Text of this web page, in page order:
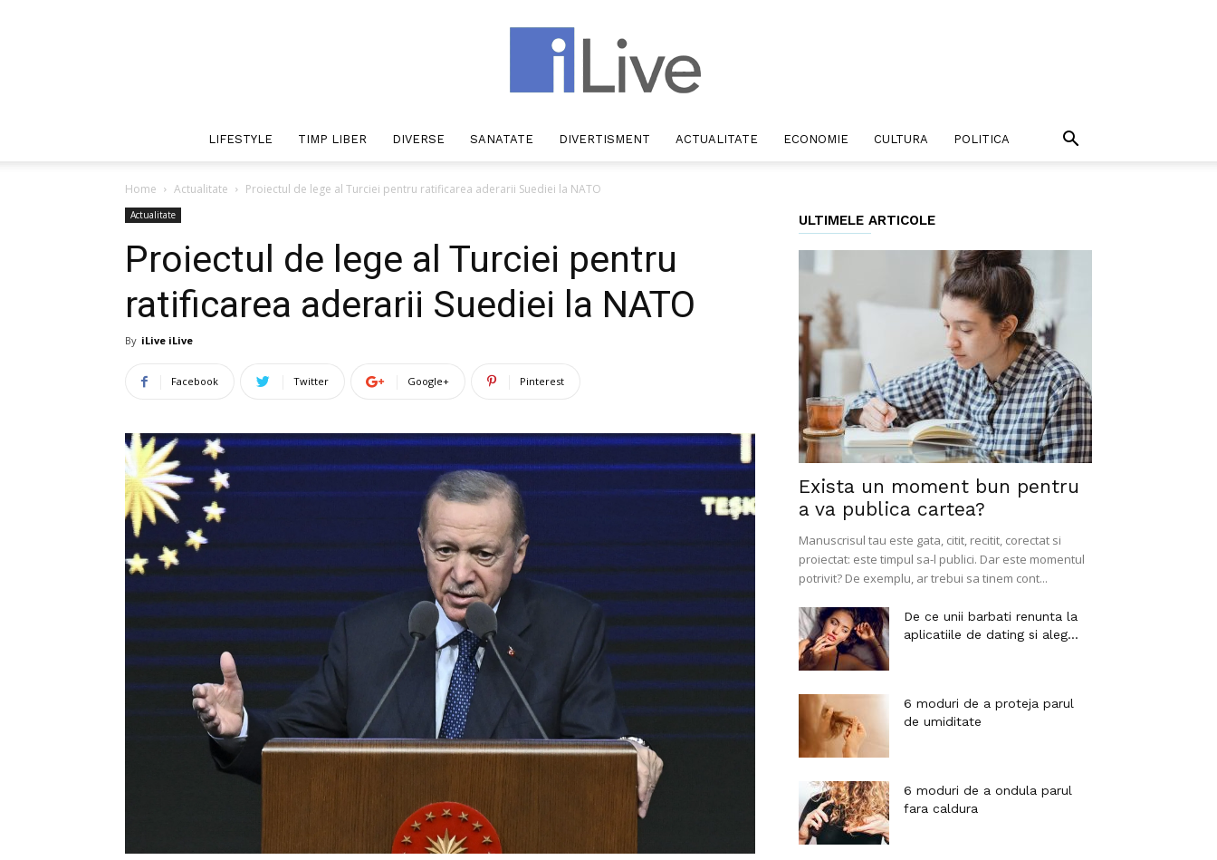
LIFESTYLE TIMP LIBER DIVERSE SANATATE DIVERTISMENT ACTUALITATE ECONOMIE CULTURA POLITICA
Home Actualitate Proiectul de lege al Turciei pentru ratificarea aderarii Suediei la NATO
Actualitate
Proiectul de lege al Turciei pentru
ratificarea aderarii Suediei la NATO
By iLive iLive
Facebook Twitter Google+ Pinterest
ULTIMELE ARTICOLE
Exista un moment bun pentru
a va publica cartea?
Manuscrisul tau este gata, citit, recitit, corectat si
proiectat: este timpul sa-l publici. Dar este momentul
potrivit? De exemplu, ar trebui sa tinem cont...
De ce unii barbati renunta la
aplicatiile de dating si aleg...
6 moduri de a proteja parul
de umiditate
6 moduri de a ondula parul
fara caldura